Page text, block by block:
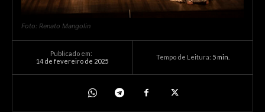
Foto: Renato Mangolin
Publicado em:
14 de fevereiro de 2025
Tempo de Leitura: 5min.